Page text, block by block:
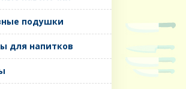
подушки
для напитков